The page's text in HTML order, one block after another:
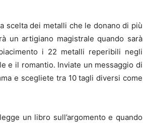
scelta dei metalli che le donano di più
un artigiano magistrale quando sarà
i 22 metalli reperibili negli
e il romantio. Inviate un messaggio di
e scegliete tra 10 tagli diversi come
un libro sull’argomento e quando